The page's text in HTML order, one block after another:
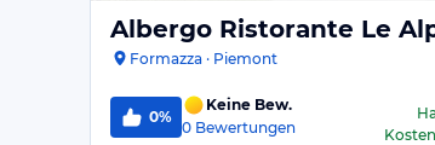
Albergo Ristorante Le
Formazza · Piemont
0%
Keine Bew.
0 Bewertungen